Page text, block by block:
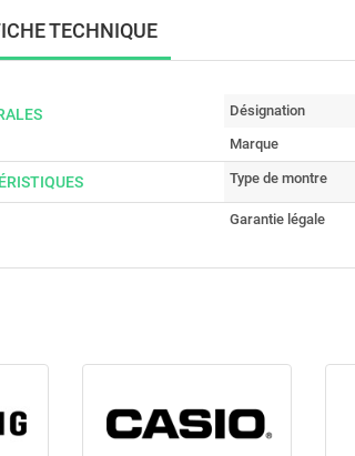
TECHNIQUE
Désignation
Marque
Type de montre
Garantie légale